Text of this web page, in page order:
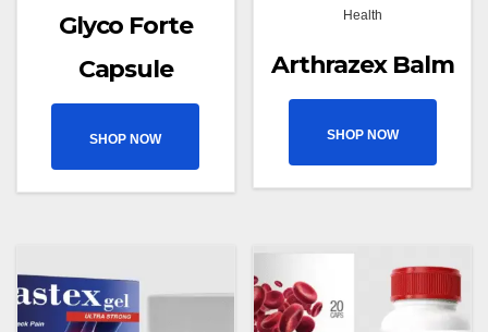
Glyco Forte
Capsule
SHOP NOW
Health
Arthrazex Balm
SHOP NOW